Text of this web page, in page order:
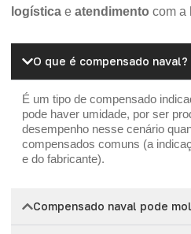
logística e atendimento com a
O que é compensado naval?
É um tipo de compensado
pode haver umidade, por ser
desempenho nesse cenário
compensados comuns (a
e do fabricante).
Compensado naval pode